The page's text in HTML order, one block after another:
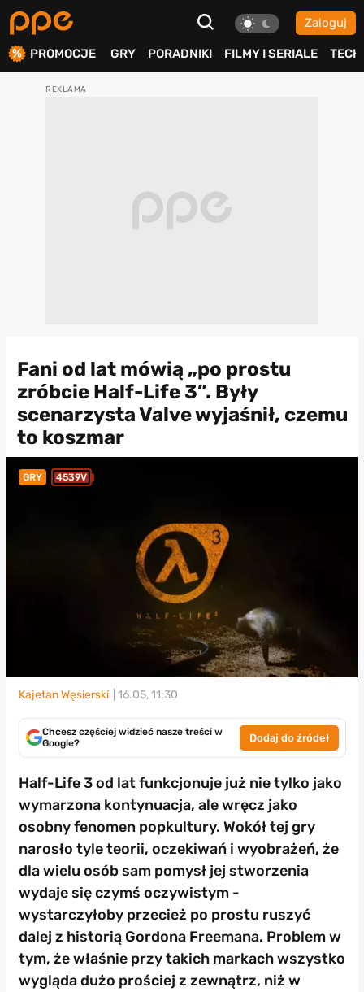
Zaloguj
PROMOCJE GRY PORADNIKI FILMY I SERIALE TECH
Fani od lat mówią „po prostu
zróbcie Half-Life 3”. Były
scenarzysta Valve wyjaśnił, czemu
to koszmar
GRY 4539V
Kajetan Węsierski | 16.05, 11:30
Chcesz częściej widzieć nasze treści w
Google?
Dodaj do źródeł
Half-Life 3 od lat funkcjonuje już nie tylko jako
wymarzona kontynuacja, ale wręcz jako
osobny fenomen popkultury. Wokół tej gry
narosło tyle teorii, oczekiwań i wyobrażeń, że
dla wielu osób sam pomysł jej stworzenia
wydaje się czymś oczywistym -
wystarczyłoby przecież po prostu ruszyć
dalej z historią Gordona Freemana. Problem w
tym, że właśnie przy takich markach wszystko
wygląda dużo prościej z zewnątrz, niż w